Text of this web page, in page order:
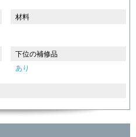
材料
下位の補修品
あり